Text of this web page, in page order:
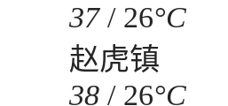
37 /26°C
赵虎镇
38 /26°C